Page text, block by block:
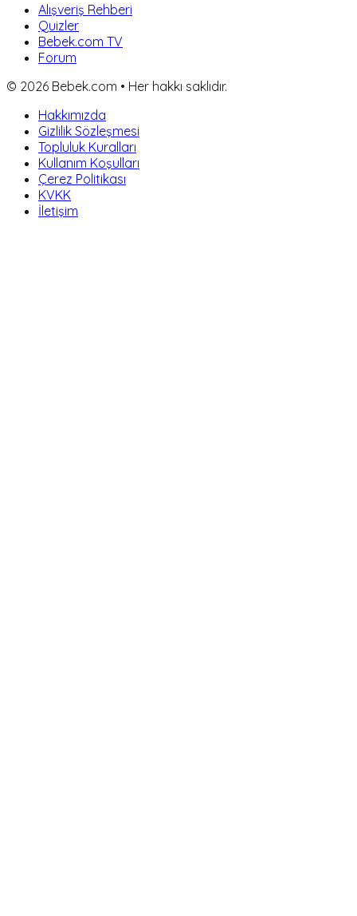
Alışveriş Rehberi
Quizler
Bebek.com TV
Forum
© 2026 Bebek.com • Her hakkı saklıdır.
Hakkımızda
Gizlilik Sözleşmesi
Topluluk Kuralları
Kullanım Koşulları
Çerez Politikası
KVKK
İletişim